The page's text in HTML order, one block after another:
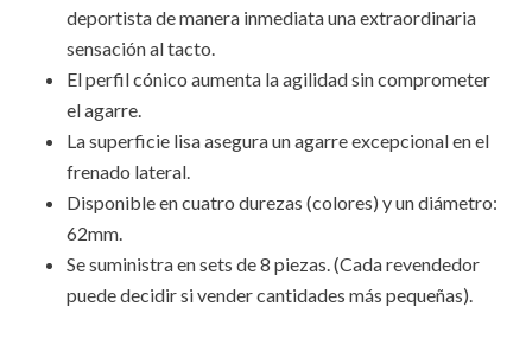
deportista de manera inmediata una extraordinaria
sensación al tacto.
El perfil cónico aumenta la agilidad sin comprometer
el agarre.
La superficie lisa asegura un agarre excepcional en el
frenado lateral.
Disponible en cuatro durezas (colores) y un diámetro:
62mm.
Se suministra en sets de 8 piezas. (Cada revendedor
puede decidir si vender cantidades más pequeñas).